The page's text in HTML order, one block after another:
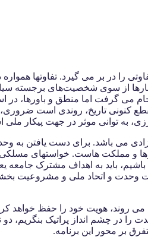
را در بر می گیرد. تفاوتها
از سوی شخصیت‌های برجسته
گرفت اما منطق و باورها، در
تاریخ، روندی است ضروری،
به توانی موثر در جهت پیکار
باشد. برای دست یافتن به وحدت،
مملکت هاست. خواستهای مسلکی
باید به اهداف مشترک
و اتحاد ملی و مشروعیت
می روند، هویت خود را حفظ خواهد
چشم انداز پراتیک بنگریم، دو
بر محور این برنامه.